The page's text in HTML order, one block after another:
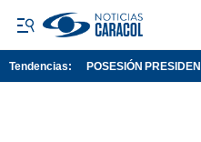
Tendencias: POSESIÓN